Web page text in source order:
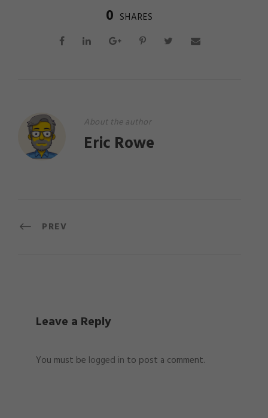
0 SHARES
About the author
Eric Rowe
PREV
Leave a Reply
You must be logged in to post a comment.